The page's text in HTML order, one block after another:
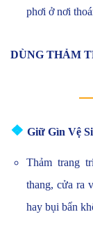
phơi ở nơi
DÙNG THẢM
❖ Giữ Gìn Vệ
Thảm trang
thang, cửa ra
hay bụi bẩn